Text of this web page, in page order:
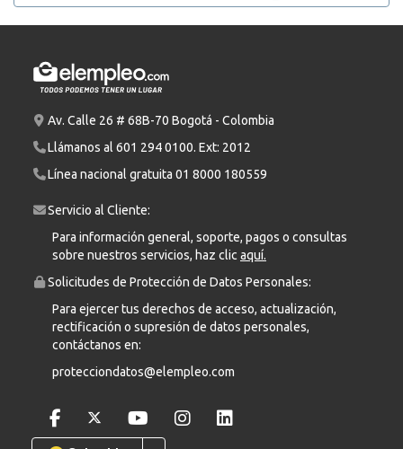
Av. Calle 26 # 68B-70 Bogotá - Colombia
Llámanos al 601 294 0100. Ext: 2012
Línea nacional gratuita 01 8000 180559
Servicio al Cliente:
Para información general, soporte, pagos o consultas
sobre nuestros servicios, haz clicaquí.
Solicitudes de Protección de Datos Personales:
Para ejercer tus derechos de acceso, actualización,
rectificación o supresión de datos personales,
contáctanos en:
protecciondatos@elempleo.com